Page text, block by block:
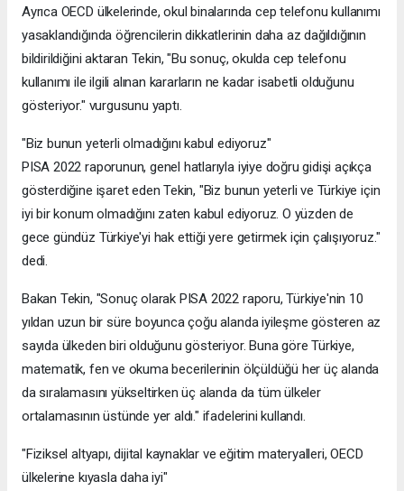
Ayrıca OECD ülkelerinde, okul binalarında cep telefonu kullanımı
yasaklandığında öğrencilerin dikkatlerinin daha az dağıldığının
bildirildiğini aktaran Tekin, "Bu sonuç, okulda cep telefonu
kullanımı ile ilgili alınan kararların ne kadar isabetli olduğunu
gösteriyor." vurgusunu yaptı.
"Biz bunun yeterli olmadığını kabul ediyoruz"
PISA 2022 raporunun, genel hatlarıyla iyiye doğru gidişi açıkça
gösterdiğine işaret eden Tekin, "Biz bunun yeterli ve Türkiye için
iyi bir konum olmadığını zaten kabul ediyoruz. O yüzden de
gece gündüz Türkiye'yi hak ettiği yere getirmek için çalışıyoruz."
dedi.
Bakan Tekin, "Sonuç olarak PISA 2022 raporu, Türkiye'nin 10
yıldan uzun bir süre boyunca çoğu alanda iyileşme gösteren az
sayıda ülkeden biri olduğunu gösteriyor. Buna göre Türkiye,
matematik, fen ve okuma becerilerinin ölçüldüğü her üç alanda
da sıralamasını yükseltirken üç alanda da tüm ülkeler
ortalamasının üstünde yer aldı." ifadelerini kullandı.
"Fiziksel altyapı, dijital kaynaklar ve eğitim materyalleri, OECD
ülkelerine kıyasla daha iyi"